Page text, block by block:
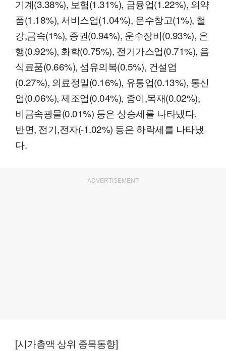
기계(3.38%), 보험(1.31%), 금융업(1.22%), 의약
품(1.18%), 서비스업(1.04%), 운수창고(1%), 철
강,금속(1%), 증권(0.94%), 운수장비(0.93%), 은
행(0.92%), 화학(0.75%), 전기가스업(0.71%), 음
식료품(0.66%), 섬유의복(0.5%), 건설업
(0.27%), 의료정밀(0.16%), 유통업(0.13%), 통신
업(0.06%), 제조업(0.04%), 종이,목재(0.02%),
비금속광물(0.01%) 등은 상승세를 나타냈다.
반면, 전기,전자(-1.02%) 등은 하락세를 나타냈
다.
ADVERTISEMENT
[시가총액 상위 종목동향]